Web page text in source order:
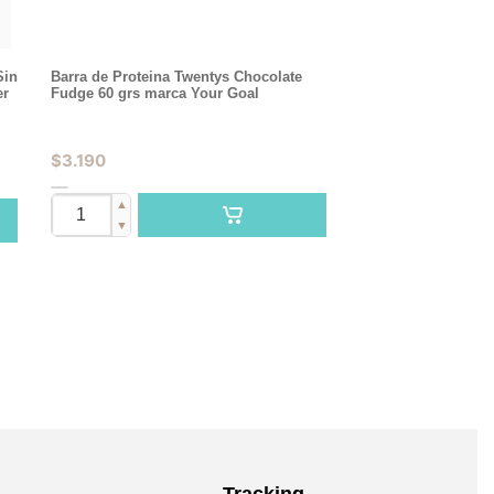
Barra de Proteina Twentys Chocolate
Fudge 60 grs marca Your Goal
$3.190
▲
▼